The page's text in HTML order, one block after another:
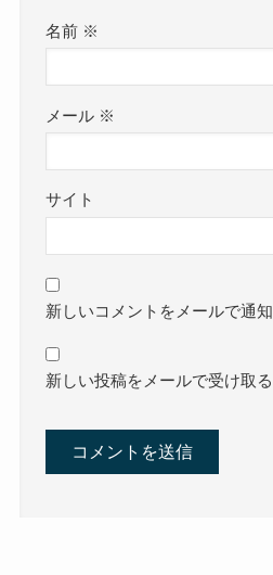
名前 ※
メール ※
サイト
新しいコメントをメールで通知
新しい投稿をメールで受け取る